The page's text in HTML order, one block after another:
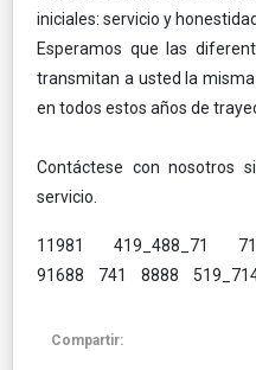
iniciales: servicio y honestidad.
Esperamos que las
transmitan a usted la
en todos estos años de
Contáctese con nosotros
servicio.
11981 419_488_71
91688 741 8888
Compartir: